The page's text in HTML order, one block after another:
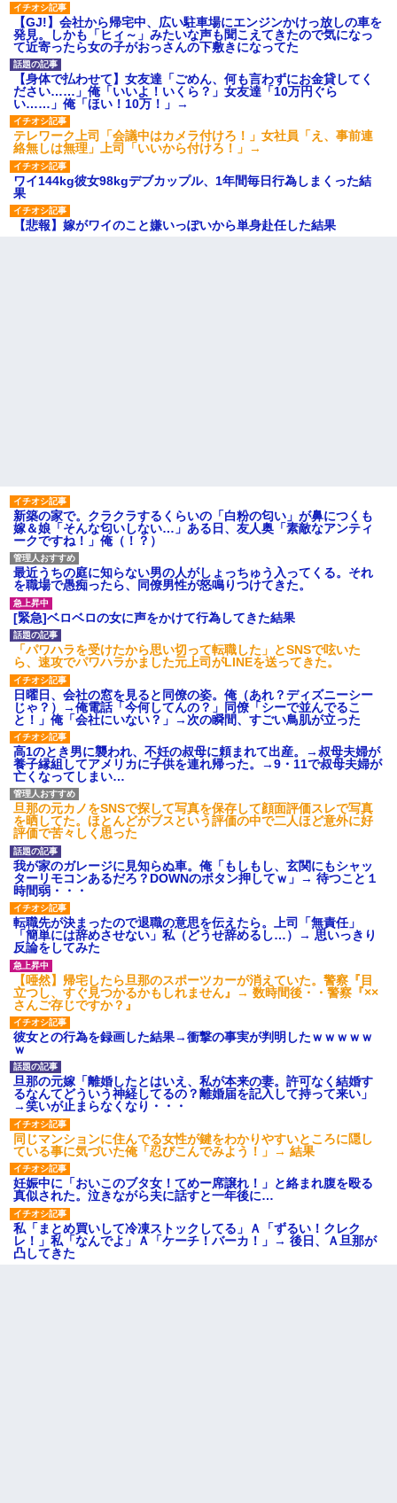
【GJ!】会社から帰宅中、広い駐車場にエンジンかけっ放しの車を
発見。しかも「ヒィ～」みたいな声も聞こえてきたので気になっ
て近寄ったら女の子がおっさんの下敷きになってた
【身体で払わせて】女友達「ごめん、何も言わずにお金貸してく
ださい……」俺「いいよ！いくら？」女友達「10万円ぐら
い……」俺「ほい！10万！」→
テレワーク上司「会議中はカメラ付けろ！」女社員「え、事前連
絡無しは無理」上司「いいから付けろ！」→
ワイ144kg彼女98kgデブカップル、1年間毎日行為しまくった結
果
【悲報】嫁がワイのこと嫌いっぽいから単身赴任した結果
新築の家で。クラクラするくらいの「白粉の匂い」が鼻につくも
嫁＆娘「そんな匂いしない…」ある日、友人奥「素敵なアンティ
ークですね！」俺（！？）
最近うちの庭に知らない男の人がしょっちゅう入ってくる。それ
を職場で愚痴ったら、同僚男性が怒鳴りつけてきた。
[緊急]ベロベロの女に声をかけて行為してきた結果
「パワハラを受けたから思い切って転職した」とSNSで呟いた
ら、速攻でパワハラかました元上司がLINEを送ってきた。
日曜日、会社の窓を見ると同僚の姿。俺（あれ？ディズニーシー
じゃ？）→俺電話「今何してんの？」同僚「シーで並んでるこ
と！」俺「会社にいない？」→次の瞬間、すごい鳥肌が立った
高1のとき男に襲われ、不妊の叔母に頼まれて出産。→叔母夫婦が
養子縁組してアメリカに子供を連れ帰った。→9・11で叔母夫婦が
亡くなってしまい…
旦那の元カノをSNSで探して写真を保存して顔面評価スレで写真
を晒してた。ほとんどがブスという評価の中で二人ほど意外に好
評価で苦々しく思った
我が家のガレージに見知らぬ車。俺「もしもし、玄関にもシャッ
ターリモコンあるだろ？DOWNのボタン押してｗ」→ 待つこと１
時間弱・・・
転職先が決まったので退職の意思を伝えたら。上司「無責任」
「簡単には辞めさせない」私（どうせ辞めるし…）→ 思いっきり
反論をしてみた
【唖然】帰宅したら旦那のスポーツカーが消えていた。警察『目
立つし、すぐ見つかるかもしれません』→ 数時間後・・警察『××
さんご存じですか？』
彼女との行為を録画した結果→衝撃の事実が判明したｗｗｗｗｗ
ｗ
旦那の元嫁「離婚したとはいえ、私が本来の妻。許可なく結婚す
るなんてどういう神経してるの？離婚届を記入して持って来い」
→笑いが止まらなくなり・・・
同じマンションに住んでる女性が鍵をわかりやすいところに隠し
ている事に気づいた俺「忍びこんでみよう！」→ 結果
妊娠中に「おいこのブタ女！てめー席譲れ！」と絡まれ腹を殴る
真似された。泣きながら夫に話すと一年後に…
私「まとめ買いして冷凍ストックしてる」Ａ「ずるい！クレク
レ！」私「なんでよ」Ａ「ケーチ！バーカ！」→ 後日、Ａ旦那が
凸してきた